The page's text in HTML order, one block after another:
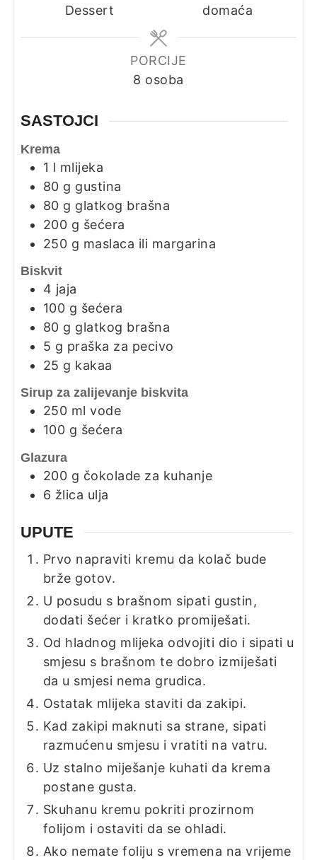
Dessert
domaća
PORCIJE
8 osoba
SASTOJCI
Krema
1 l mlijeka
80 g gustina
80 g glatkog brašna
200 g šećera
250 g maslaca ili margarina
Biskvit
4 jaja
100 g šećera
80 g glatkog brašna
5 g praška za pecivo
25 g kakaa
Sirup za zalijevanje biskvita
250 ml vode
100 g šećera
Glazura
200 g čokolade za kuhanje
6 žlica ulja
UPUTE
Prvo napraviti kremu da kolač bude
brže gotov.
U posudu s brašnom sipati gustin,
dodati šećer i kratko promiješati.
Od hladnog mlijeka odvojiti dio i sipati u
smjesu s brašnom te dobro izmiješati
da u smjesi nema grudica.
Ostatak mlijeka staviti da zakipi.
Kad zakipi maknuti sa strane, sipati
razmućenu smjesu i vratiti na vatru.
Uz stalno miješanje kuhati da krema
postane gusta.
Skuhanu kremu pokriti prozirnom
folijom i ostaviti da se ohladi.
Ako nemate foliju s vremena na vrijeme